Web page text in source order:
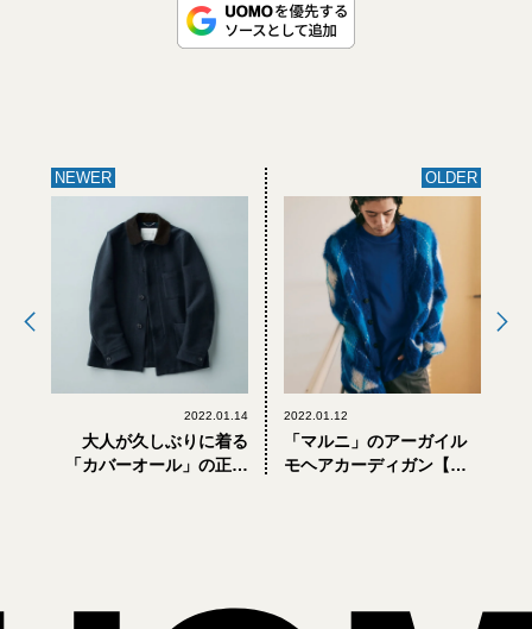
NEWER
2022.01.14
大人が久しぶりに着る
「カバーオール」の正解
OLDER
2022.01.12
「マルニ」のアーガイル
モヘアカーディガン【普